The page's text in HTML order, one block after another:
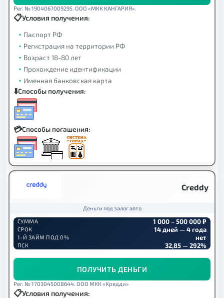
Рег. № 1904067009295. ООО «МКК КАНГАРИЯ».
Условия получения:
Паспорт РФ
Регистрация на территории РФ
Возраст 18-80 лет
Прохождение идентификации
Именная банковская карта
Способы получения:
Способы погашения:
Creddy
Деньги под залог авто
СУММА
1 000 – 500 000 ₽
СРОК 14 дней — 4 года
1-Й ЗАЙМ ПОД 0% нет
ПСК 32,85 — 292%
ПОЛУЧИТЬ ДЕНЬГИ
Рег. № 1703045008644. ООО МКК «Кредди»
Условия получения: